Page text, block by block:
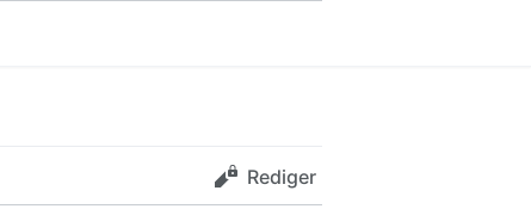
Rediger